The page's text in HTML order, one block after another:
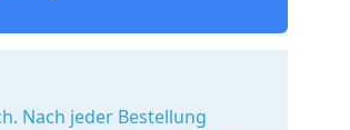
Nach jeder Bestellung